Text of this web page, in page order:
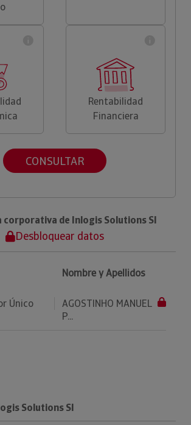
Rentabilidad
Financiera
CONSULTAR
de Inlogis Solutions Sl
Desbloquear datos
Nombre y Apellidos
Único
AGOSTINHO MANUEL
P...
Solutions Sl